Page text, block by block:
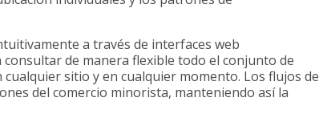
a través de interfaces web
de manera flexible todo el conjunto de
sitio y en cualquier momento. Los flujos de
del comercio minorista, manteniendo así la